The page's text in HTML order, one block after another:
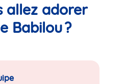
allez adorer
Babilou ?